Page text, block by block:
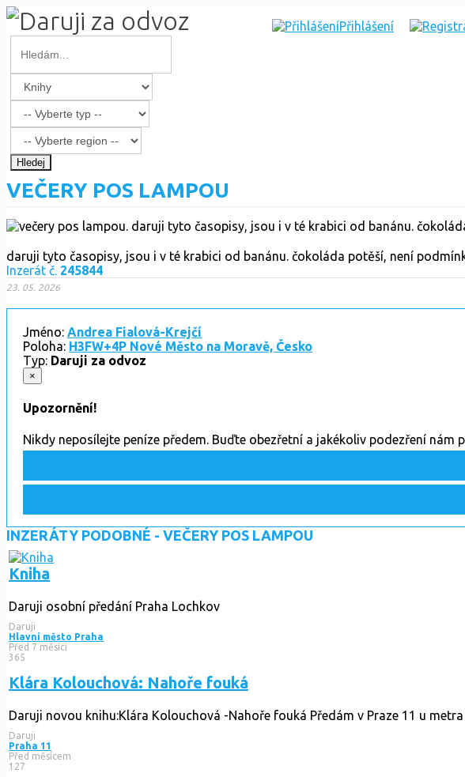
Přihlášení
Hledej
VEČERY POS LAMPOU
daruji tyto časopisy, jsou i v té krabici od banánu. čokoláda potěší, není
Inzerát č. 245844
23. 05. 2026
Jméno: Andrea Fialová-Krejčí
Poloha: H3FW+4P Nové Město na Moravě, Česko
Typ: Daruji za odvoz
×
Upozornění!
Nikdy neposílejte peníze předem. Buďte obezřetní a jakékoliv podezření nám
INZERÁTY PODOBNÉ - VEČERY POS LAMPOU
Kniha
Daruji osobní předání Praha Lochkov
Daruji
Hlavní město Praha
Před 7 měsíci
365
Klára Kolouchová: Nahoře fouká
Daruji novou knihu:Klára Kolouchová -Nahoře fouká Předám v Praze 11 u
Daruji
Praha 11
Před měsícem
127